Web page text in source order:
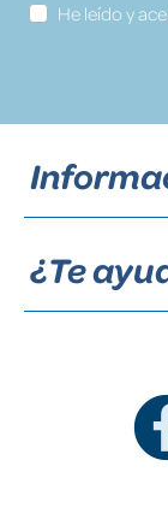
He leído y
¿Te